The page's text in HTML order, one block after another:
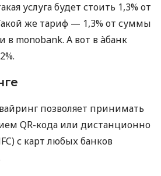
услуга будет стоить 1,3% от
же тариф — 1,3% от суммы
monobank. А вот в àбанк
позволяет принимать
QR-кода или дистанционно
с карт любых банков